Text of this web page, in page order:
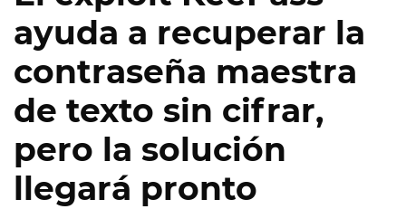
ayuda a recuperar la
contraseña maestra
de texto sin cifrar,
pero la solución
llegará pronto